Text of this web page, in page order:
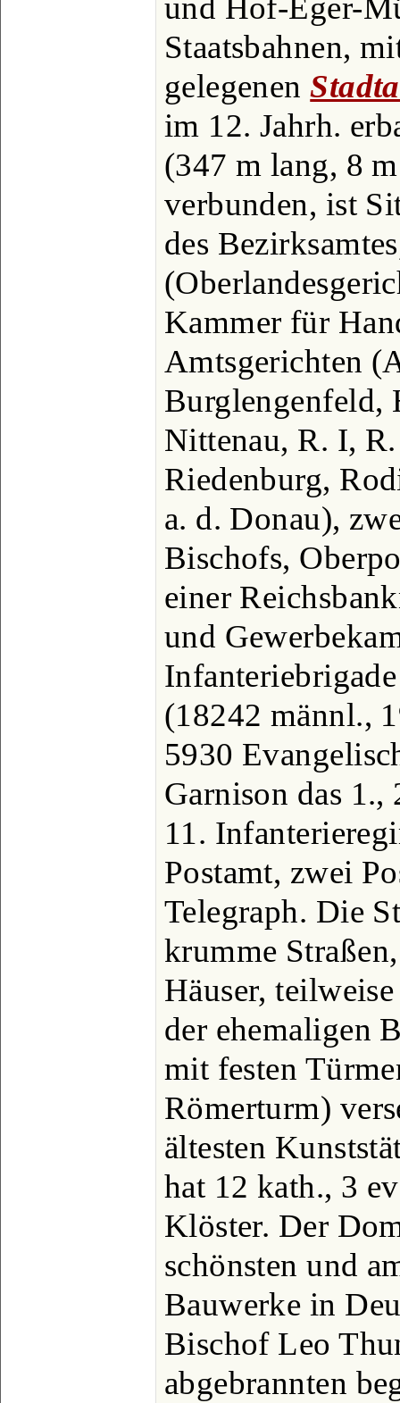
und Hof-Eger-
Staatsbahnen,
gelegenen
im 12. Jahrh.
(347 m lang, 8
verbunden, ist
des
Kammer für
Amtsgerichten
Burglengenfeld,
Nittenau, R. I,
Riedenburg,
a. d. Donau),
Bischofs,
einer
und
(18242 männl.,
5930
Garnison das
11.
Postamt, zwei
Telegraph. Die
krumme
Häuser,
der ehemaligen
mit festen
Römerturm)
ältesten
hat 12 kath., 3
Klöster. Der
schönsten und
Bauwerke in
Bischof Leo
abgebrannten